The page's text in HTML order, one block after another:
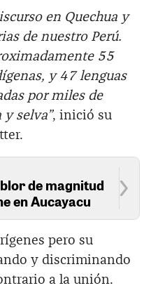
en Quechua y
de nuestro Perú.
55
y 47 lenguas
por miles de
y selva”, inició su
de magnitud
en Aucayacu
pero su
y discriminando
a la unión.